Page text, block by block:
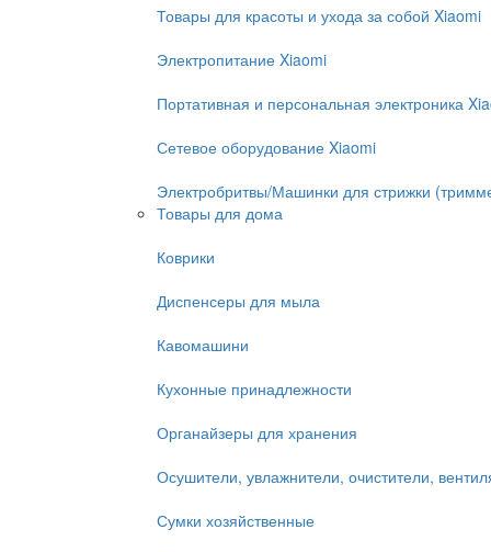
Товары для красоты и ухода за собой Xiaomi
Электропитание Xiaomi
Портативная и персональная электроника
Сетевое оборудование Xiaomi
Электробритвы/Машинки для стрижки
Товары для дома
Коврики
Диспенсеры для мыла
Кавомашини
Кухонные принадлежности
Органайзеры для хранения
Осушители, увлажнители, очистители,
Сумки хозяйственные